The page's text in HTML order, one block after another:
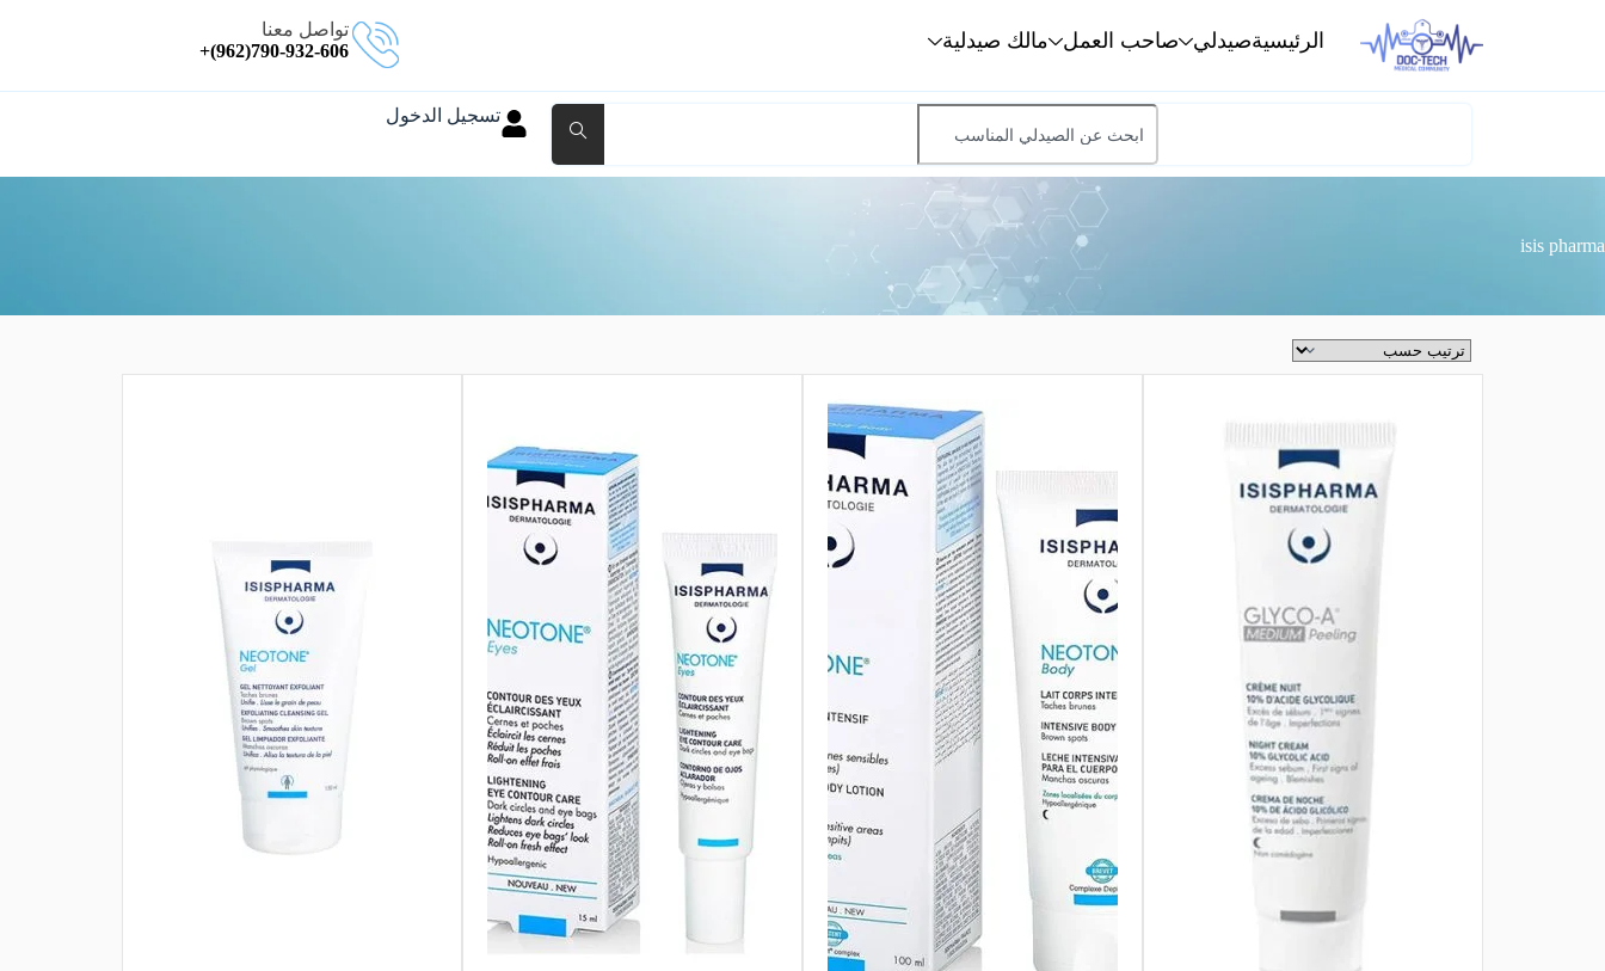
الرئيسيةصيدلي صاحب العمل مالك صيدلية
تواصل معنا
790-932-606(962)+
تسجيل الدخول
isis pharma